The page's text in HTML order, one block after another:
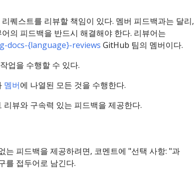
퀘스트를 리뷰할 책임이 있다. 멤버 피드백과는 달리,
의 피드백을 반드시 해결해야 한다. 리뷰어는
docs-{language}-reviews GitHub 팀의 멤버이다.
업을 수행할 수 있다.
멤버에 나열된 모든 것을 수행한다.
리뷰와 구속력 있는 피드백을 제공한다.
는 피드백을 제공하려면, 코멘트에 "선택 사항: "과
를 접두어로 남긴다.